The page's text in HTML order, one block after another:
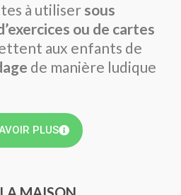
à utiliser sous
ou de cartes
aux enfants de
de manière ludique
PLUS